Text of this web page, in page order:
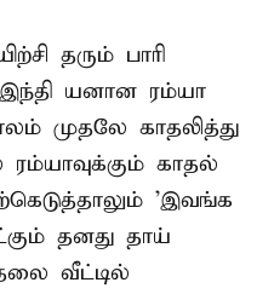
தரும் பாரி
யனான ரம்யா
முதலே காதலித்து
ரம்யாவுக்கும் காதல்
'இவங்க
தனது தாய்
வீட்டில்